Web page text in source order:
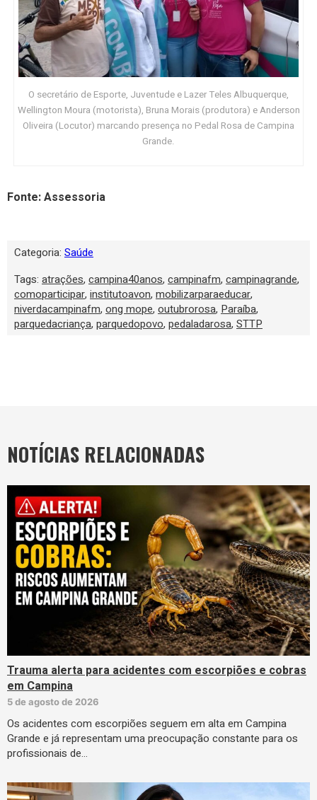
O secretário de Esporte, Juventude e Lazer Teles Albuquerque,
Wellington Moura (motorista), Bruna Morais (produtora) e Anderson
Oliveira (Locutor) marcando presença no Pedal Rosa de Campina
Grande.
Fonte: Assessoria
Categoria: Saúde
Tags: atrações, campina40anos, campinafm, campinagrande,
comoparticipar, institutoavon, mobilizarparaeducar,
niverdacampinafm, ong mope, outubrorosa, Paraíba,
parquedacriança, parquedopovo, pedaladarosa, STTP
NOTÍCIAS RELACIONADAS
Trauma alerta para acidentes com escorpiões e cobras
em Campina
5 de agosto de 2026
Os acidentes com escorpiões seguem em alta em Campina
Grande e já representam uma preocupação constante para os
profissionais de…